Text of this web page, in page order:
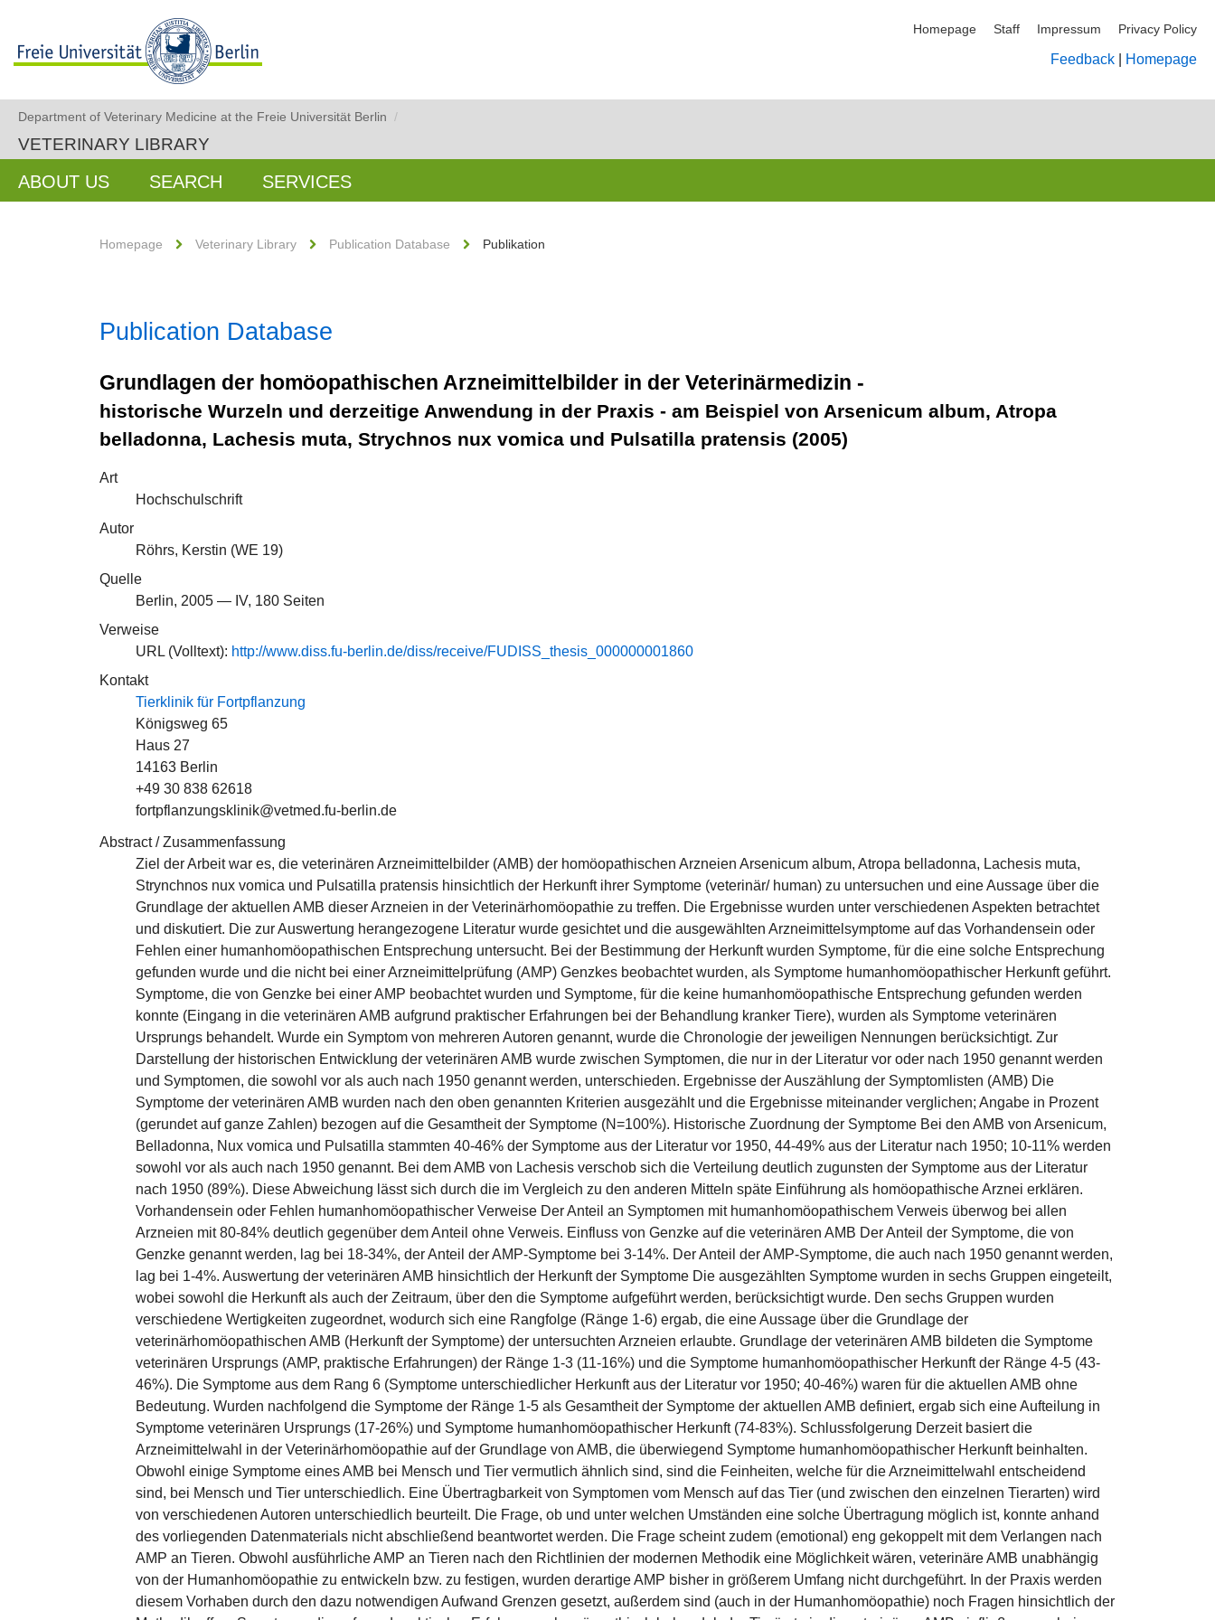
Homepage Staff Impressum Privacy Policy
Feedback Homepage
Department of Veterinary Medicine at the Freie Universität Berlin /
VETERINARY LIBRARY
ABOUT US SEARCH SERVICES
Homepage Veterinary Library Publication Database Publikation
Publication Database
Grundlagen der homöopathischen Arzneimittelbilder in der Veterinärmedizin -
historische Wurzeln und derzeitige Anwendung in der Praxis - am Beispiel von Arsenicum album, Atropa
belladonna, Lachesis muta, Strychnos nux vomica und Pulsatilla pratensis (2005)
Art
Hochschulschrift
Autor
Röhrs, Kerstin (WE 19)
Quelle
Berlin, 2005 — IV, 180 Seiten
Verweise
URL (Volltext): http://www.diss.fu-berlin.de/diss/receive/FUDISS_thesis_000000001860
Kontakt
Tierklinik für Fortpflanzung
Königsweg 65
Haus 27
14163 Berlin
+49 30 838 62618
fortpflanzungsklinik@vetmed.fu-berlin.de
Abstract / Zusammenfassung
Ziel der Arbeit war es, die veterinären Arzneimittelbilder (AMB) der homöopathischen Arzneien Arsenicum album, Atropa belladonna, Lachesis muta,
Strynchnos nux vomica und Pulsatilla pratensis hinsichtlich der Herkunft ihrer Symptome (veterinär/ human) zu untersuchen und eine Aussage über die
Grundlage der aktuellen AMB dieser Arzneien in der Veterinärhomöopathie zu treffen. Die Ergebnisse wurden unter verschiedenen Aspekten betrachtet
und diskutiert. Die zur Auswertung herangezogene Literatur wurde gesichtet und die ausgewählten Arzneimittelsymptome auf das Vorhandensein oder
Fehlen einer humanhomöopathischen Entsprechung untersucht. Bei der Bestimmung der Herkunft wurden Symptome, für die eine solche Entsprechung
gefunden wurde und die nicht bei einer Arzneimittelprüfung (AMP) Genzkes beobachtet wurden, als Symptome humanhomöopathischer Herkunft geführt.
Symptome, die von Genzke bei einer AMP beobachtet wurden und Symptome, für die keine humanhomöopathische Entsprechung gefunden werden
konnte (Eingang in die veterinären AMB aufgrund praktischer Erfahrungen bei der Behandlung kranker Tiere), wurden als Symptome veterinären
Ursprungs behandelt. Wurde ein Symptom von mehreren Autoren genannt, wurde die Chronologie der jeweiligen Nennungen berücksichtigt. Zur
Darstellung der historischen Entwicklung der veterinären AMB wurde zwischen Symptomen, die nur in der Literatur vor oder nach 1950 genannt werden
und Symptomen, die sowohl vor als auch nach 1950 genannt werden, unterschieden. Ergebnisse der Auszählung der Symptomlisten (AMB) Die
Symptome der veterinären AMB wurden nach den oben genannten Kriterien ausgezählt und die Ergebnisse miteinander verglichen; Angabe in Prozent
(gerundet auf ganze Zahlen) bezogen auf die Gesamtheit der Symptome (N=100%). Historische Zuordnung der Symptome Bei den AMB von Arsenicum,
Belladonna, Nux vomica und Pulsatilla stammten 40-46% der Symptome aus der Literatur vor 1950, 44-49% aus der Literatur nach 1950; 10-11% werden
sowohl vor als auch nach 1950 genannt. Bei dem AMB von Lachesis verschob sich die Verteilung deutlich zugunsten der Symptome aus der Literatur
nach 1950 (89%). Diese Abweichung lässt sich durch die im Vergleich zu den anderen Mitteln späte Einführung als homöopathische Arznei erklären.
Vorhandensein oder Fehlen humanhomöopathischer Verweise Der Anteil an Symptomen mit humanhomöopathischem Verweis überwog bei allen
Arzneien mit 80-84% deutlich gegenüber dem Anteil ohne Verweis. Einfluss von Genzke auf die veterinären AMB Der Anteil der Symptome, die von
Genzke genannt werden, lag bei 18-34%, der Anteil der AMP-Symptome bei 3-14%. Der Anteil der AMP-Symptome, die auch nach 1950 genannt werden,
lag bei 1-4%. Auswertung der veterinären AMB hinsichtlich der Herkunft der Symptome Die ausgezählten Symptome wurden in sechs Gruppen eingeteilt,
wobei sowohl die Herkunft als auch der Zeitraum, über den die Symptome aufgeführt werden, berücksichtigt wurde. Den sechs Gruppen wurden
verschiedene Wertigkeiten zugeordnet, wodurch sich eine Rangfolge (Ränge 1-6) ergab, die eine Aussage über die Grundlage der
veterinärhomöopathischen AMB (Herkunft der Symptome) der untersuchten Arzneien erlaubte. Grundlage der veterinären AMB bildeten die Symptome
veterinären Ursprungs (AMP, praktische Erfahrungen) der Ränge 1-3 (11-16%) und die Symptome humanhomöopathischer Herkunft der Ränge 4-5 (43-
46%). Die Symptome aus dem Rang 6 (Symptome unterschiedlicher Herkunft aus der Literatur vor 1950; 40-46%) waren für die aktuellen AMB ohne
Bedeutung. Wurden nachfolgend die Symptome der Ränge 1-5 als Gesamtheit der Symptome der aktuellen AMB definiert, ergab sich eine Aufteilung in
Symptome veterinären Ursprungs (17-26%) und Symptome humanhomöopathischer Herkunft (74-83%). Schlussfolgerung Derzeit basiert die
Arzneimittelwahl in der Veterinärhomöopathie auf der Grundlage von AMB, die überwiegend Symptome humanhomöopathischer Herkunft beinhalten.
Obwohl einige Symptome eines AMB bei Mensch und Tier vermutlich ähnlich sind, sind die Feinheiten, welche für die Arzneimittelwahl entscheidend
sind, bei Mensch und Tier unterschiedlich. Eine Übertragbarkeit von Symptomen vom Mensch auf das Tier (und zwischen den einzelnen Tierarten) wird
von verschiedenen Autoren unterschiedlich beurteilt. Die Frage, ob und unter welchen Umständen eine solche Übertragung möglich ist, konnte anhand
des vorliegenden Datenmaterials nicht abschließend beantwortet werden. Die Frage scheint zudem (emotional) eng gekoppelt mit dem Verlangen nach
AMP an Tieren. Obwohl ausführliche AMP an Tieren nach den Richtlinien der modernen Methodik eine Möglichkeit wären, veterinäre AMB unabhängig
von der Humanhomöopathie zu entwickeln bzw. zu festigen, wurden derartige AMP bisher in größerem Umfang nicht durchgeführt. In der Praxis werden
diesem Vorhaben durch den dazu notwendigen Aufwand Grenzen gesetzt, außerdem sind (auch in der Humanhomöopathie) noch Fragen hinsichtlich der